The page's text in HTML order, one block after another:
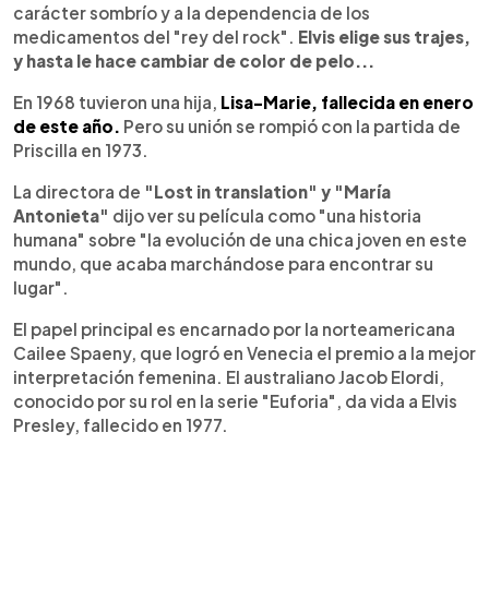
carácter sombrío y a la dependencia de los
medicamentos del "rey del rock". Elvis elige sus trajes,
y hasta le hace cambiar de color de pelo...
En 1968 tuvieron una hija, Lisa-Marie, fallecida en enero
de este año. Pero su unión se rompió con la partida de
Priscilla en 1973.
La directora de "Lost in translation" y "María
Antonieta" dijo ver su película como "una historia
humana" sobre "la evolución de una chica joven en este
mundo, que acaba marchándose para encontrar su
lugar".
El papel principal es encarnado por la norteamericana
Cailee Spaeny, que logró en Venecia el premio a la mejor
interpretación femenina. El australiano Jacob Elordi,
conocido por su rol en la serie "Euforia", da vida a Elvis
Presley, fallecido en 1977.